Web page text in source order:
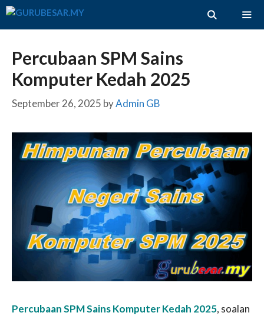
Skip
Percubaan SPM Sains
Komputer Kedah 2025
September 26, 2025 byAdmin GB
Percubaan SPM Sains Komputer Kedah 2025, soalan